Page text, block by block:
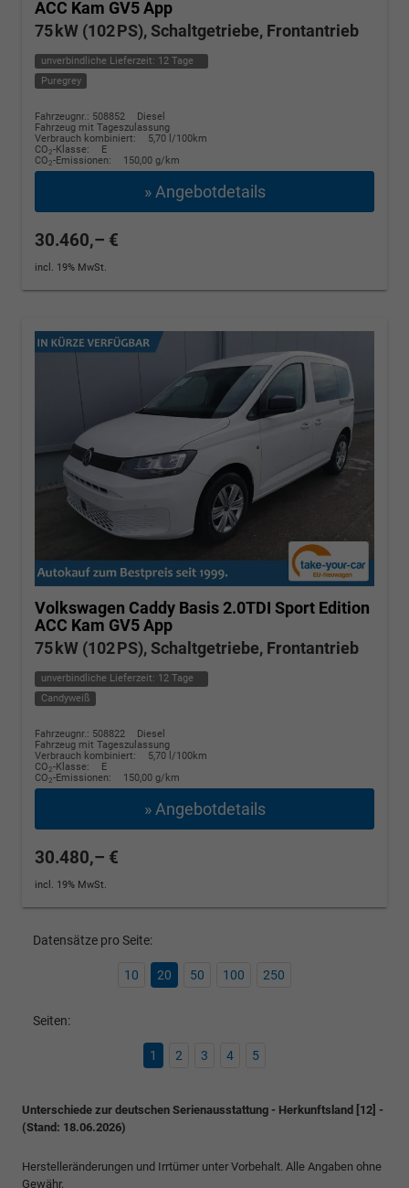
ACC Kam GV5 App
75 kW (102 PS), Schaltgetriebe, Frontantrieb
unverbindliche Lieferzeit: 12 Tage
Puregrey
Fahrzeugnr.: 508852
Diesel
Fahrzeug mit Tageszulassung
Verbrauch kombiniert:
5,70 l/100km
CO2-Klasse:
E
CO2-Emissionen: 150,00 g/km
» Angebotdetails
30.460,– €
incl. 19% MwSt.
Volkswagen Caddy Basis 2.0TDI Sport Edition
ACC Kam GV5 App
75 kW (102 PS), Schaltgetriebe, Frontantrieb
unverbindliche Lieferzeit: 12 Tage
Candyweiß
Fahrzeugnr.: 508822
Diesel
Fahrzeug mit Tageszulassung
Verbrauch kombiniert:
5,70 l/100km
CO2-Klasse:
E
CO2-Emissionen: 150,00 g/km
» Angebotdetails
30.480,– €
incl. 19% MwSt.
Datensätze pro Seite:
10 20 50 100 250
Seiten:
1 2 3 4 5
Unterschiede zur deutschen Serienausstattung - Herkunftsland [12] -
(Stand: 18.06.2026)
Herstelleränderungen und Irrtümer unter Vorbehalt. Alle Angaben ohne
Gewähr.